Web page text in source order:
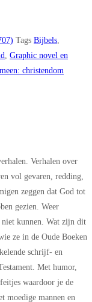
Tags Bijbels
Graphic novel en
christendom
Verhalen over
vol gevaren, redding,
zeggen dat God tot
gezien. Weer
niet kunnen. Wat zĳn dit
ze in de Oude Boeken
schrĳf- en
Met humor,
waardoor je de
moedige mannen en